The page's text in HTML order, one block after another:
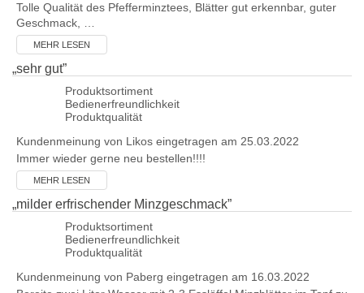
Tolle Qualität des Pfefferminztees, Blätter gut erkennbar, guter
Geschmack, …
MEHR LESEN
„sehr gut”
Produktsortiment
Bedienerfreundlichkeit
Produktqualität
Kundenmeinung von Likos eingetragen am 25.03.2022
Immer wieder gerne neu bestellen!!!!
MEHR LESEN
„milder erfrischender Minzgeschmack”
Produktsortiment
Bedienerfreundlichkeit
Produktqualität
Kundenmeinung von Paberg eingetragen am 16.03.2022